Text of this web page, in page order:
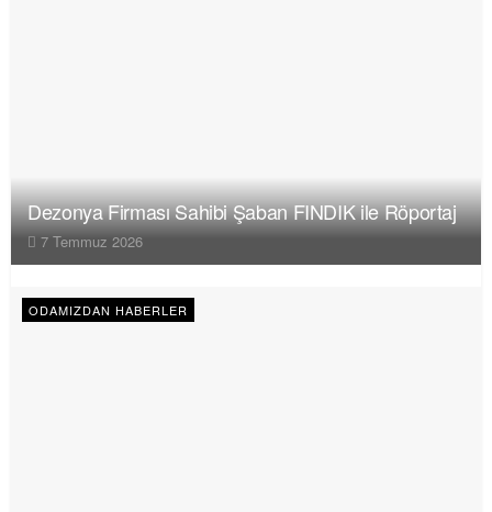
Dezonya Firması Sahibi Şaban FINDIK ile Röportaj
7 Temmuz 2026
ODAMIZDAN HABERLER